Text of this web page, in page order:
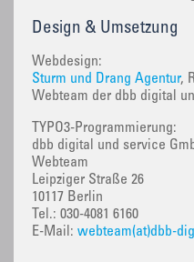
Design & Umsetzung
Webdesign:
Sturm und Drang Agentur,
Webteam der dbb digital
TYPO3-Programmierung:
dbb digital und service
Webteam
Leipziger Straße 26
10117 Berlin
Tel.: 030-4081 6160
E-Mail: webteam(at)dbb-